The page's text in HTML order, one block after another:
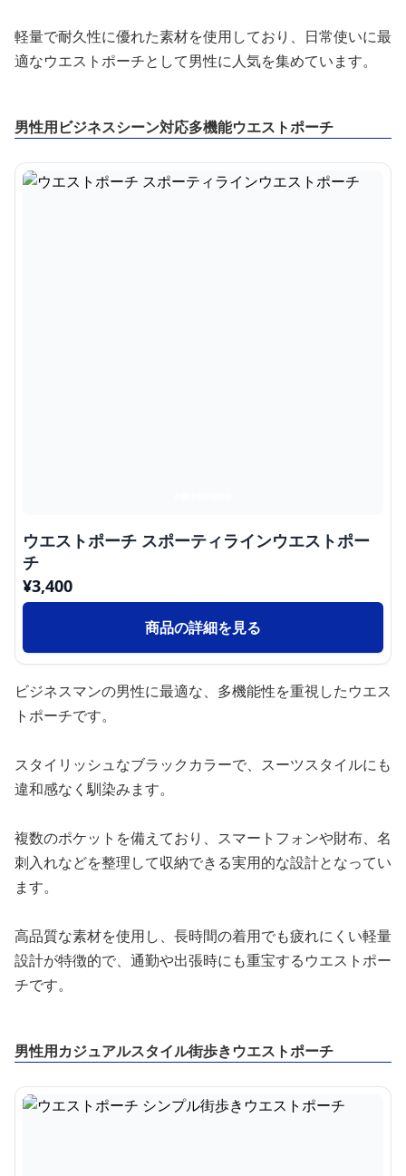
軽量で耐久性に優れた素材を使用しており、日常使いに最
適なウエストポーチとして男性に人気を集めています。
男性用ビジネスシーン対応多機能ウエストポーチ
ウエストポーチ スポーティラインウエストポー
チ
¥3,400
商品の詳細を見る
ビジネスマンの男性に最適な、多機能性を重視したウエス
トポーチです。
スタイリッシュなブラックカラーで、スーツスタイルにも
違和感なく馴染みます。
複数のポケットを備えており、スマートフォンや財布、名
刺入れなどを整理して収納できる実用的な設計となってい
ます。
高品質な素材を使用し、長時間の着用でも疲れにくい軽量
設計が特徴的で、通勤や出張時にも重宝するウエストポー
チです。
男性用カジュアルスタイル街歩きウエストポーチ